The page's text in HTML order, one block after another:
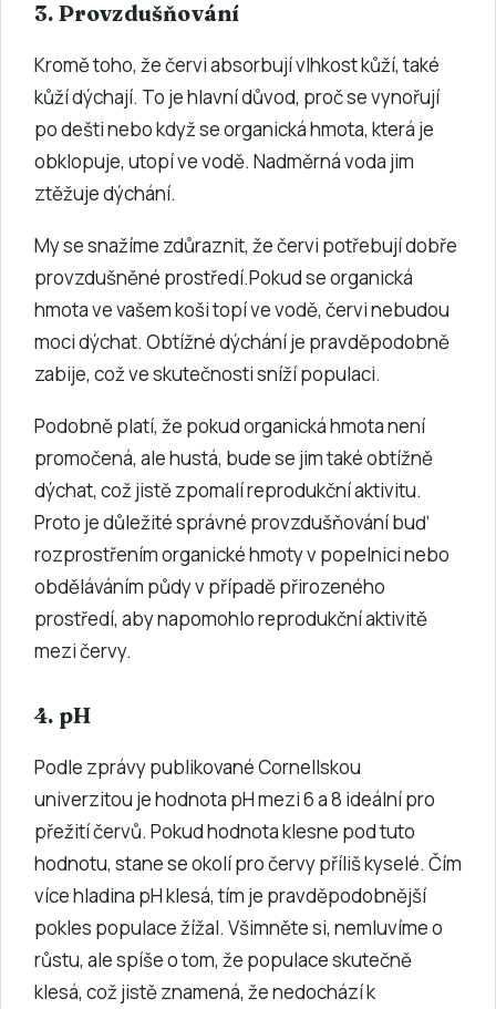
3. Provzdušňování
Kromě toho, že červi absorbují vlhkost kůží, také
kůží dýchají. To je hlavní důvod, proč se vynořují
po dešti nebo když se organická hmota, která je
obklopuje, utopí ve vodě. Nadměrná voda jim
ztěžuje dýchání.
My se snažíme zdůraznit, že červi potřebují dobře
provzdušněné prostředí.Pokud se organická
hmota ve vašem koši topí ve vodě, červi nebudou
moci dýchat. Obtížné dýchání je pravděpodobně
zabije, což ve skutečnosti sníží populaci.
Podobně platí, že pokud organická hmota není
promočená, ale hustá, bude se jim také obtížně
dýchat, což jistě zpomalí reprodukční aktivitu.
Proto je důležité správné provzdušňování buď
rozprostřením organické hmoty v popelnici nebo
obděláváním půdy v případě přirozeného
prostředí, aby napomohlo reprodukční aktivitě
mezi červy.
4. pH
Podle zprávy publikované Cornellskou
univerzitou je hodnota pH mezi 6 a 8 ideální pro
přežití červů. Pokud hodnota klesne pod tuto
hodnotu, stane se okolí pro červy příliš kyselé. Čím
více hladina pH klesá, tím je pravděpodobnější
pokles populace žížal. Všimněte si, nemluvíme o
růstu, ale spíše o tom, že populace skutečně
klesá, což jistě znamená, že nedochází k